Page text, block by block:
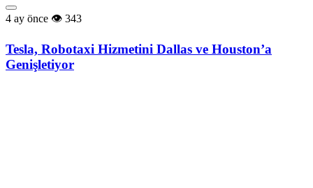
4 ay önce 343
Tesla, Robotaxi Hizmetini Dallas ve Houston’a
Genişletiyor